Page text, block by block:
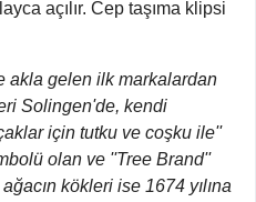
açılır. Cep taşıma klipsi
akla gelen ilk markalardan
Solingen'de, kendi
için tutku ve coşku ile''
olan ve ''Tree Brand''
kökleri ise 1674 yılına